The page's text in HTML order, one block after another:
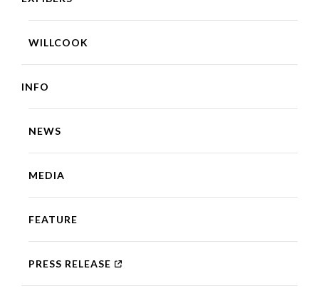
WILLCOOK
INFO
NEWS
MEDIA
FEATURE
PRESS RELEASE